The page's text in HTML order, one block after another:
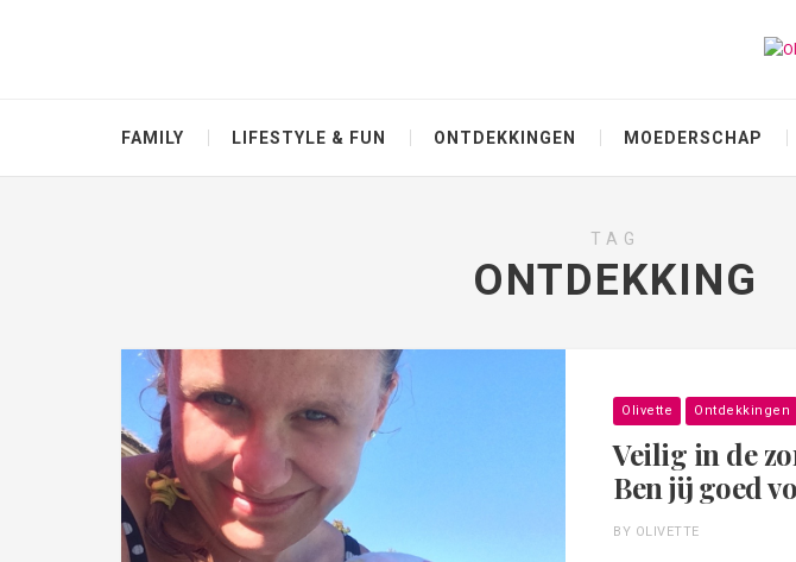
FAMILY LIFESTYLE & FUN ONTDEKKINGEN MOEDERSCHAP
TAG
ONTDEKKING
Olivette Ontdekkingen
Veilig in de
Ben jij goed
BY OLIVETTE